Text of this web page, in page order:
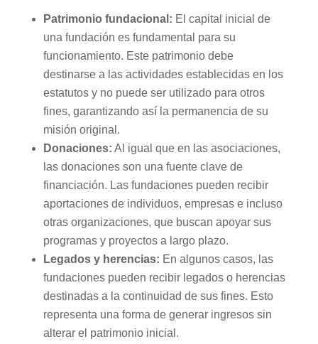
Patrimonio fundacional: El capital inicial de
una fundación es fundamental para su
funcionamiento. Este patrimonio debe
destinarse a las actividades establecidas en los
estatutos y no puede ser utilizado para otros
fines, garantizando así la permanencia de su
misión original.
Donaciones: Al igual que en las asociaciones,
las donaciones son una fuente clave de
financiación. Las fundaciones pueden recibir
aportaciones de individuos, empresas e incluso
otras organizaciones, que buscan apoyar sus
programas y proyectos a largo plazo.
Legados y herencias: En algunos casos, las
fundaciones pueden recibir legados o herencias
destinadas a la continuidad de sus fines. Esto
representa una forma de generar ingresos sin
alterar el patrimonio inicial.